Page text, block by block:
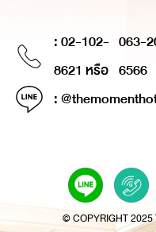
: 02-102-
8621 หรือ
063-
6566
:
© COPYRIGHT 2025